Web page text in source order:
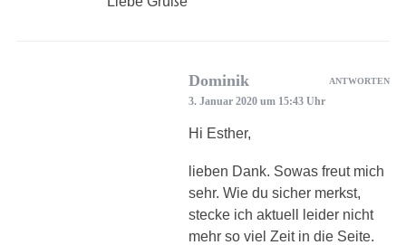
Dominik
3. Januar 2020 um 15:43 Uhr
Hi Esther,
lieben Dank. Sowas freut mich
sehr. Wie du sicher merkst,
stecke ich aktuell leider nicht
mehr so viel Zeit in die Seite.
ANTWORTEN